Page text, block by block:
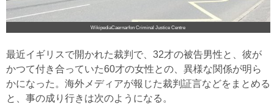
WikipediaCaernarfon Criminal Justice Centre
最近イギリスで開かれた裁判で、32才の被告男性と、彼が
かつて付き合っていた60才の女性との、異様な関係が明ら
かになった。海外メディアが報じた裁判証言などをまとめる
と、事の成り行きは次のようになる。